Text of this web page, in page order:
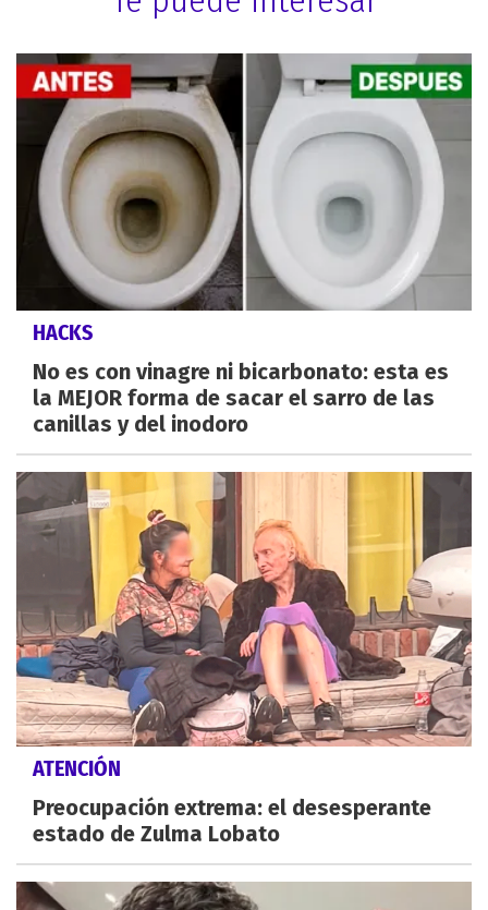
HACKS
No es con vinagre ni bicarbonato: esta es
la MEJOR forma de sacar el sarro de las
canillas y del inodoro
ATENCIÓN
Preocupación extrema: el desesperante
estado de Zulma Lobato